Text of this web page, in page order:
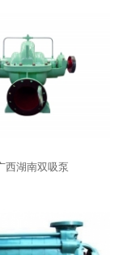
西湖南双吸泵